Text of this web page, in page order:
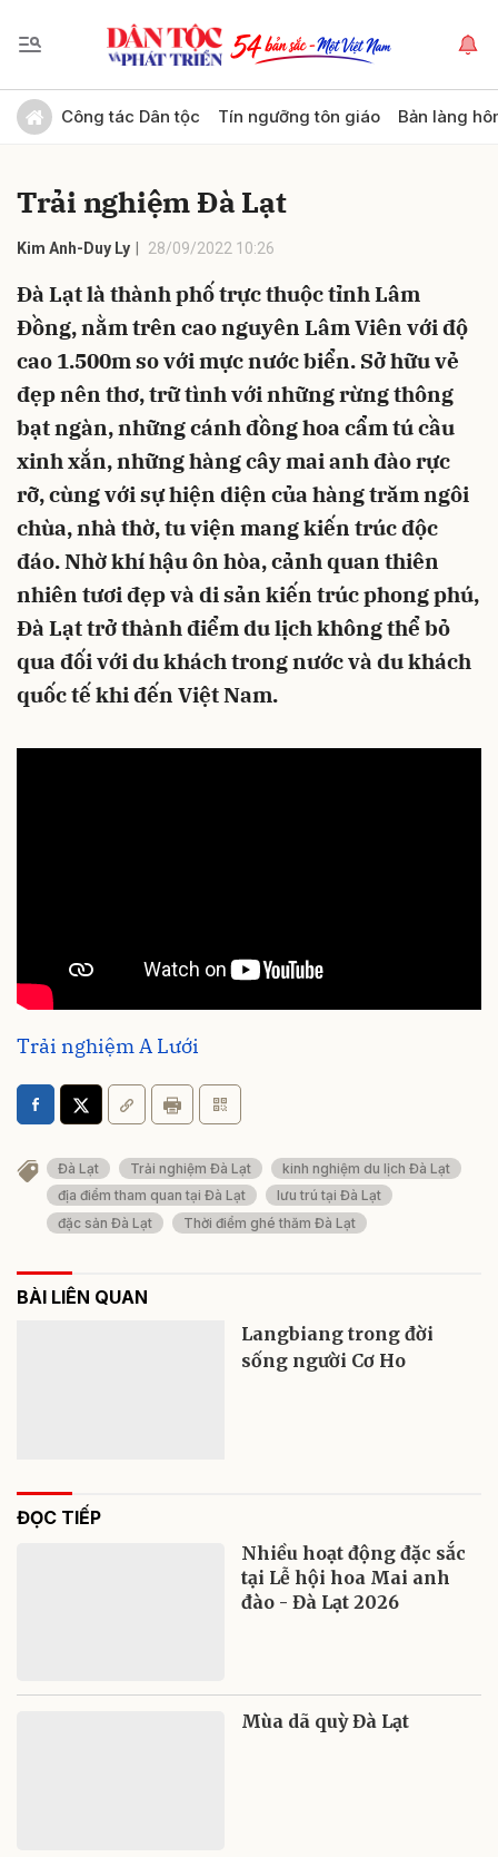
Công tác Dân tộc Tín ngưỡng tôn giáo Bản làng
Trải nghiệm Đà Lạt
Kim Anh-Duy Ly 28/09/2022 10:26
Đà Lạt là thành phố trực thuộc tỉnh Lâm
Đồng, nằm trên cao nguyên Lâm Viên với độ
cao 1.500m so với mực nước biển. Sở hữu vẻ
đẹp nên thơ, trữ tình với những rừng thông
bạt ngàn, những cánh đồng hoa cẩm tú cầu
xinh xắn, những hàng cây mai anh đào rực
rỡ, cùng với sự hiện diện của hàng trăm ngôi
chùa, nhà thờ, tu viện mang kiến trúc độc
đáo. Nhờ khí hậu ôn hòa, cảnh quan thiên
nhiên tươi đẹp và di sản kiến trúc phong phú,
Đà Lạt trở thành điểm du lịch không thể bỏ
qua đối với du khách trong nước và du khách
quốc tế khi đến Việt Nam.
Trải nghiệm A Lưới
Đà Lạt Trải nghiệm Đà Lạt
kinh nghiệm du lịch Đà Lạt
địa điểm tham quan tại Đà Lạt
lưu trú tại Đà Lạt
đặc sản Đà Lạt
Thời điểm ghé thăm Đà Lạt
BÀI LIÊN QUAN
Langbiang trong đời
sống người Cơ Ho
ĐỌC TIẾP
Nhiều hoạt động đặc sắc
tại Lễ hội hoa Mai anh
đào - Đà Lạt 2026
Mùa dã quỳ Đà Lạt
Gửi bình luận
Hủy Gửi